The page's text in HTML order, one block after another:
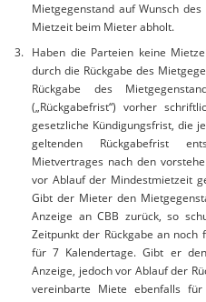
Mietgegenstand auf Wunsch
Mietzeit beim Mieter abholt.
Haben die Parteien keine
durch die Rückgabe des
Rückgabe des
(„Rückgabefrist“) vorher
gesetzliche Kündigungsfrist, die
geltenden Rückgabefrist
Mietvertrages nach den
vor Ablauf der Mindestmietzeit
Gibt der Mieter den
Anzeige an CBB zurück, so
Zeitpunkt der Rückgabe an
für 7 Kalendertage. Gibt er
Anzeige, jedoch vor Ablauf der
vereinbarte Miete ebenfalls